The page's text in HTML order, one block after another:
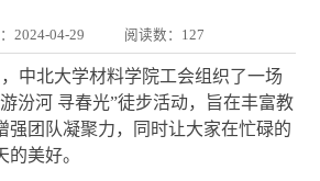
2024-04-29 阅读数： 127
，中北大学材料学院工会组织了一场
汾河 寻春光”徒步活动，旨在丰富教
强团队凝聚力，同时让大家在忙碌的
美好。